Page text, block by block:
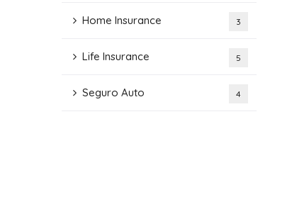
Home Insurance 3
Life Insurance 5
Seguro Auto 4